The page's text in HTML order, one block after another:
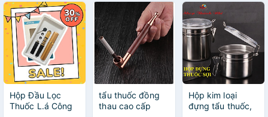
Hộp Đầu Lọc
Thuốc L.á Công
tẩu thuốc đồng
thau cao cấp
Hộp kim loại
đựng tẩu thuốc,